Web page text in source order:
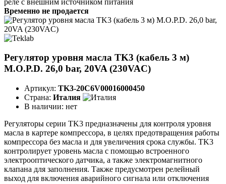
Временно не продается
Регулятор уровня масла TK3 (кабель 3 м)
M.O.P.D. 26,0 bar, 20VA (230VAC)
Артикул: TK3-20C6V00016000450
Страна: Италия
В наличии: нет
Регуляторы серии TK3 предназначены для контроля уровня
масла в картере компрессора, в целях предотвращения работы
компрессора без масла и для увеличения срока службы. TK3
контролирует уровень масла с помощью встроенного
электрооптического датчика, а также электромагнитного
клапана для заполнения. Также предусмотрен релейный
выход для включения аварийного сигнала или отключения